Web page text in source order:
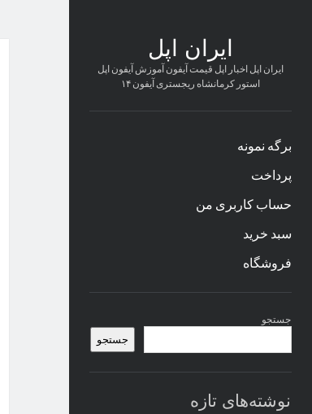
ایران اپل
ایران اپل اخبار اپل قیمت آیفون آموزش آیفون اپل
استور کرمانشاه ریجستری آیفون ۱۴
برگه نمونه
پرداخت
حساب کاربری من
سبد خرید
فروشگاه
کناری
جستجو
جستجو
نوشته‌های تازه